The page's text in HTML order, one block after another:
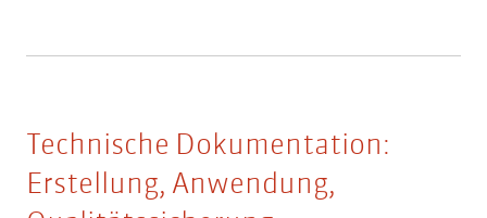
Technische Dokumentation:
Erstellung, Anwendung,